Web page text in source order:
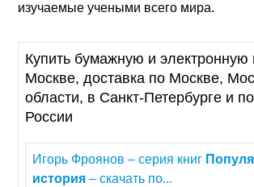
изучаемые учеными всего мира.
Купить бумажную и электронную
Москве, доставка по Москве,
области, в Санкт-Петербурге и
России
Игорь Фроянов – серия книг
история – скачать по...